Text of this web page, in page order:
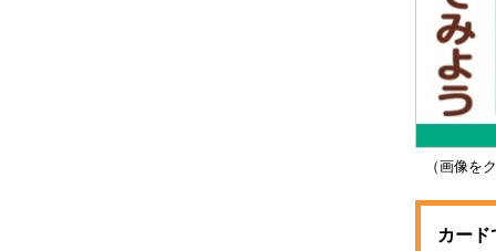
（画像を
カー